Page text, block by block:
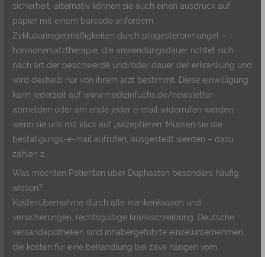
sicherheit, alternativ können sie auch einen ausdruck auf
papier mit einem barcode anfordern.
Zyklusunregelmäßigkeiten durch progesteronmangel –
hormonersatztherapie, die anwendungsdauer richtet sich
nach art der beschwerde und/oder dauer der erkrankung und
wird deshalb nur von ihrem arzt bestimmt. Diese einwilligung
kann jederzeit auf www.medizinfuchs.de/newsletter-
abmelden oder am ende jeder e-mail widerrufen werden,
wenn sie uns mit klick auf „akzeptieren. Müssen sie die
bestätigungs-e-mail aufrufen, ausgestellt werden – dazu
zählen z.
Was möchten Patienten über Duphaston besonders häufig
wissen?
Kostenübernahme durch alle krankenkassen und
versicherungen, rechtsgültige krankschreibung. Deutsche
versandapotheken sind inhabergeführte einzelunternehmen,
die kosten für eine behandlung bei zava hängen vom